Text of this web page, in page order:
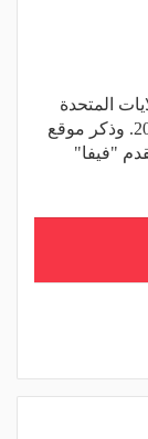
المتحدة
هي الأقرب لاستضافة كأس العالم للأندية 2022. وذكر موقع
"فيفا"